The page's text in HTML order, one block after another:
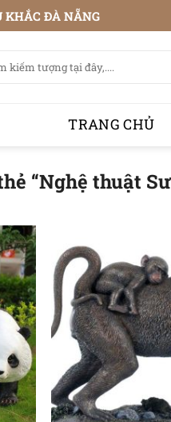
KHẮC ĐÀ NẴNG
TRANG CHỦ
“Nghệ thuật